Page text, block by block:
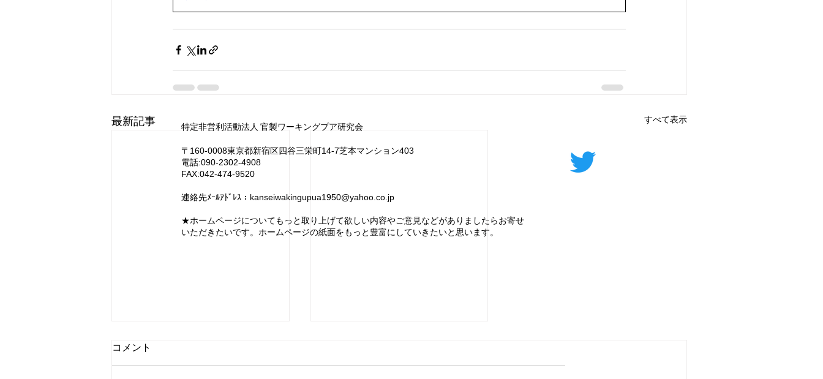
最新記事 すべて表示
今秋３か所で「なくそう！官
コメント
特定非営利活動法人 官製ワーキングプア研究会
〒160-0008東京都新宿区四谷三栄町14‐7芝本マンション403
電話:090-2302-4908
FAX:042-474-9520
連絡先ﾒｰﾙｱﾄﾞﾚｽ： kanseiwakingupua1950@yahoo.co.jp
​★ホームページについてもっと取り上げて欲しい内容やご意見などがありましたらお寄せ
いただきたいです。ホームページの紙面をもっと豊富にしていきたいと思います。